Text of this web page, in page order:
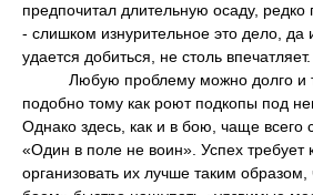
предпочитал длительную осаду, редко
- слишком изнурительное это дело, да
удается добиться, не столь впечатляет.
Любую проблему можно долго и
подобно тому как роют подкопы под
Однако здесь, как и в бою, чаще всего
«Один в поле не воин». Успех требует
организовать их лучше таким образом,